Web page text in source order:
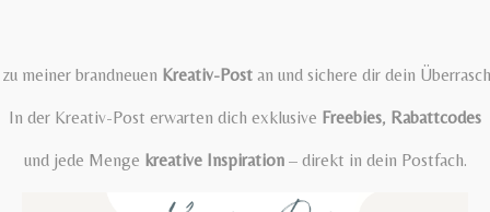
meiner brandneuen Kreativ-Postan und sichere dir dein
In der Kreativ-Post erwarten dich exklusive Freebies, Rabattcodes
und jede Menge kreative Inspiration– direkt in dein Postfach.